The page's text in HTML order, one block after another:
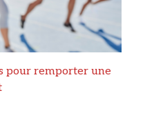
pour remporter une